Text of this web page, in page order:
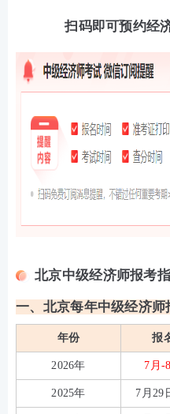
扫码即可预约经
北京中级经济师报考
一、北京每年中级经济师
年份 报
2026年 7月-
2025年 7月29